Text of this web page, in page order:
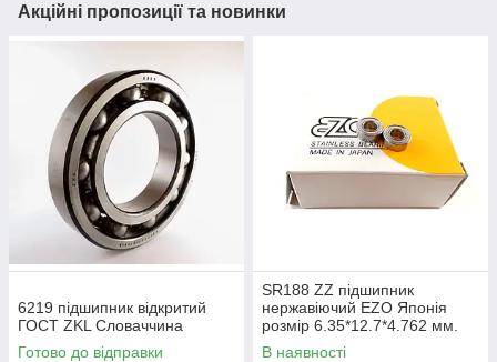
Акційні пропозиції та новинки
6219 підшипник відкритий
ГОСТ ZKL Словаччина
Готово до відправки
SR188 ZZ підшипник
нержавіючий EZO Японія
розмір 6.35*12.7*4.762 мм.
В наявності